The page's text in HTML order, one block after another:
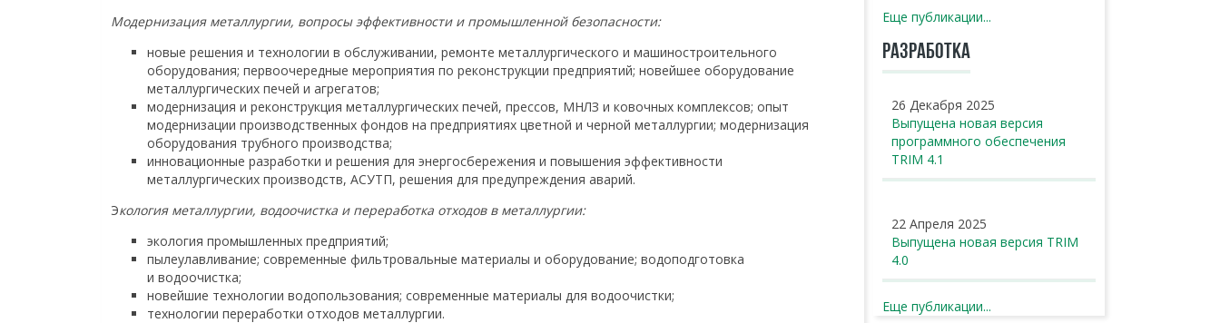
Модернизация металлургии, вопросы эффективности и промышленной безопасности:
новые решения и технологии в обслуживании, ремонте металлургического и машиностроительного
оборудования; первоочередные мероприятия по реконструкции предприятий; новейшее оборудование
металлургических печей и агрегатов;
модернизация и реконструкция металлургических печей, прессов, МНЛЗ и ковочных комплексов; опыт
модернизации производственных фондов на предприятиях цветной и черной металлургии; модернизация
оборудования трубного производства;
инновационные разработки и решения для энергосбережения и повышения эффективности
металлургических производств, АСУТП, решения для предупреждения аварий.
Экология металлургии, водоочистка и переработка отходов в металлургии:
экология промышленных предприятий;
пылеулавливание; современные фильтровальные материалы и оборудование; водоподготовка
и водоочистка;
новейшие технологии водопользования; современные материалы для водоочистки;
технологии переработки отходов металлургии.
Еще публикации...
РАЗРАБОТКА
26 Декабря 2025
Выпущена новая версия
программного обеспечения
TRIM 4.1
22 Апреля 2025
Выпущена новая версия TRIM
4.0
Еще публикации...